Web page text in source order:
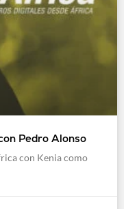
Pedro Alonso
con Kenia como